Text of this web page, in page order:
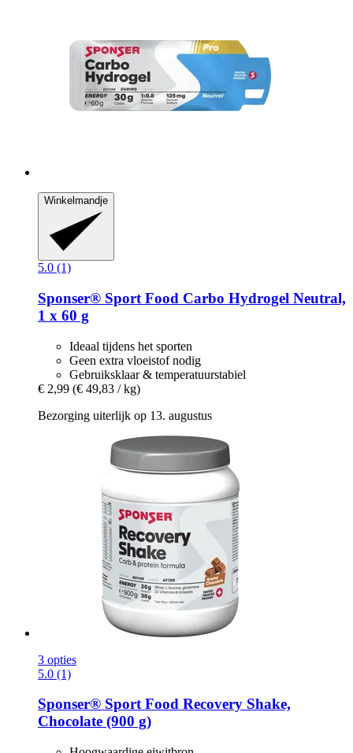
Winkelmandje
5.0 (1)
Sponser® Sport Food Carbo Hydrogel Neutral,
1 x 60 g
Ideaal tijdens het sporten
Geen extra vloeistof nodig
Gebruiksklaar & temperatuurstabiel
€ 2,99 (€ 49,83 / kg)
Bezorging uiterlijk op 13. augustus
3 opties
5.0 (1)
Sponser® Sport Food Recovery Shake,
Chocolate (900 g)